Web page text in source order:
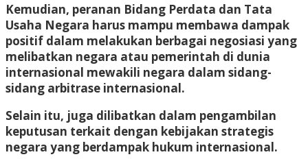
Kemudian, peranan Bidang Perdata dan Tata
Usaha Negara harus mampu membawa dampak
positif dalam melakukan berbagai negosiasi yang
melibatkan negara atau pemerintah di dunia
internasional mewakili negara dalam sidang-
sidang arbitrase internasional.
Selain itu, juga dilibatkan dalam pengambilan
keputusan terkait dengan kebijakan strategis
negara yang berdampak hukum internasional.